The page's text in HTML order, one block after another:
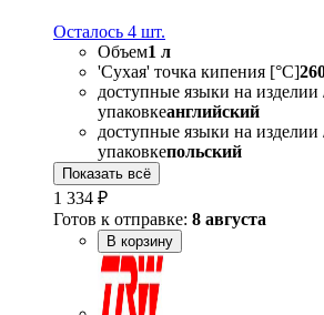
Осталось 4 шт.
Объем1 л
'Сухая' точка кипения [°C]
доступные языки на изделии
упаковкеанглийский
доступные языки на изделии
упаковкепольский
Показать всё
1 334 ₽
Готов к отправке: 8 августа
В корзину